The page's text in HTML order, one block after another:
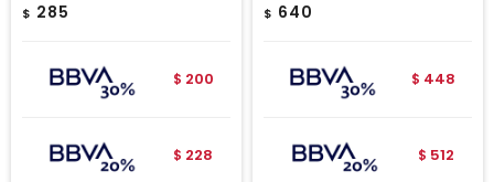
$ 285
$ 200
$ 228
$ 640
$ 448
$ 512